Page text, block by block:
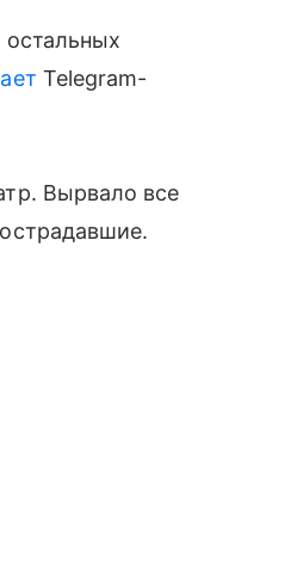
остальных
Telegram-
Вырвало все